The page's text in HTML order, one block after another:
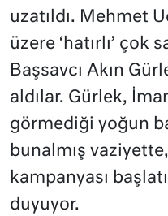
uzatıldı. Mehmet
üzere ‘hatırlı’ çok
Başsavcı Akın
aldılar. Gürlek,
görmediği yoğun
bunalmış
kampanyası
duyuyor.